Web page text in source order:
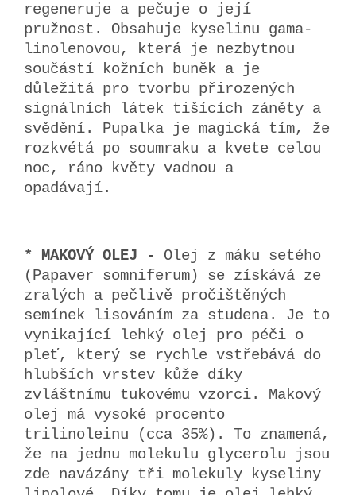
regeneruje a pečuje o její
pružnost. Obsahuje kyselinu gama-
linolenovou, která je nezbytnou
součástí kožních buněk a je
důležitá pro tvorbu přirozených
signálních látek tišících záněty a
svědění. Pupalka je magická tím, že
rozkvétá po soumraku a kvete celou
noc, ráno květy vadnou a
opadávají.
* MAKOVÝ OLEJ - Olej z máku setého
(Papaver somniferum) se získává ze
zralých a pečlivě pročištěných
semínek lisováním za studena. Je to
vynikající lehký olej pro péči o
pleť, který se rychle vstřebává do
hlubších vrstev kůže díky
zvláštnímu tukovému vzorci. Makový
olej má vysoké procento
trilinoleinu (cca 35%). To znamená,
že na jednu molekulu glycerolu jsou
zde navázány tři molekuly kyseliny